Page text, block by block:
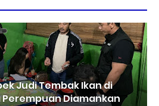
Judi Tembak Ikan di
Diamankan